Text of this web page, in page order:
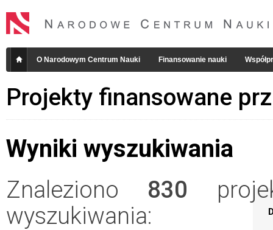
O Narodowym Centrum Nauki Finansowanie nauki
Projekty finansowane
Wyniki wyszukiwania
Znaleziono 830
wyszukiwania: